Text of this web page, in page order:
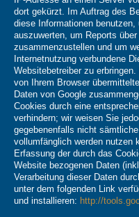
dort gekürzt. Im Auftrag des
diese Informationen
auszuwerten, um Reports
zusammenzustellen und um
Internetnutzung verbundene
Websitebetreiber zu
von Ihrem Browser
Daten von Google
Cookies durch eine
verhindern; wir weisen Sie
gegebenenfalls nicht
vollumfänglich werden nutzen
Erfassung der durch das
Website bezogenen Daten
Verarbeitung dieser Daten
unter dem folgenden Link
und installieren: http://